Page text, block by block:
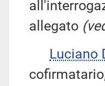
allegato
Luciano